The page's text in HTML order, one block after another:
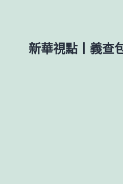
新華視點丨義查